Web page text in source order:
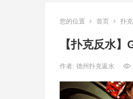
您的位置 首页 扑
【扑克反水
作者: 德州扑克返水